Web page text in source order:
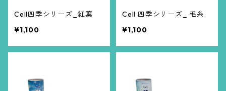
Cell四季シリーズ_紅葉
¥1,100
Cell 四季シリーズ_ 毛糸
¥1,100